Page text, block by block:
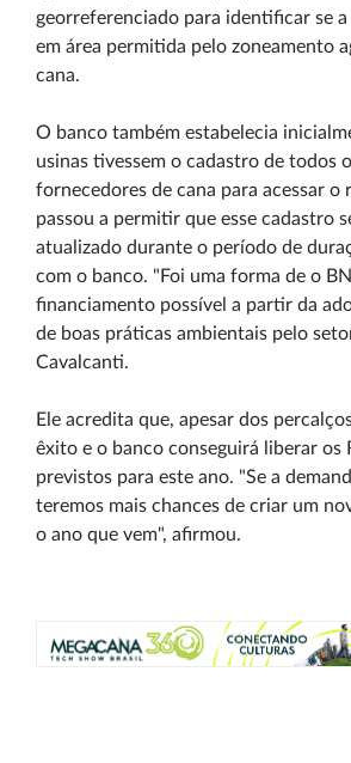
georreferenciado para identificar se
em área permitida pelo zoneamento
cana.
O banco também estabelecia
usinas tivessem o cadastro de todos
fornecedores de cana para acessar o
passou a permitir que esse cadastro
atualizado durante o período de
com o banco. "Foi uma forma de o
financiamento possível a partir da
de boas práticas ambientais pelo
Cavalcanti.
Ele acredita que, apesar dos
êxito e o banco conseguirá liberar os
previstos para este ano. "Se a
teremos mais chances de criar um
o ano que vem", afirmou.